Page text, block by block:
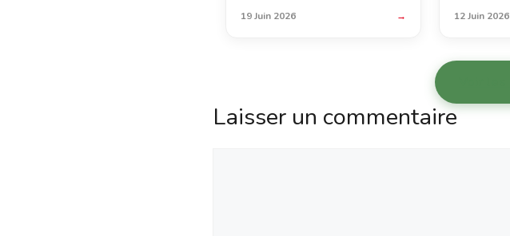
19 Juin 2026 → 12 Juin 2026
Laisser un commentaire